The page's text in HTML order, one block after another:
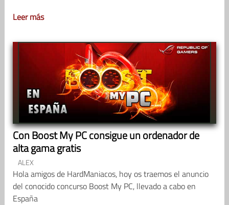
Leer más
Con Boost My PC consigue un ordenador de
alta gama gratis
ALEX
Hola amigos de HardManiacos, hoy os traemos el anuncio
del conocido concurso Boost My PC, llevado a cabo en
España